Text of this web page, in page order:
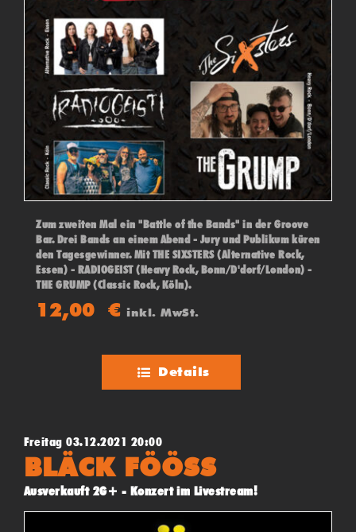
Zum zweiten Mal ein "Battle of the Bands" in der Groove
Bar. Drei Bands an einem Abend - Jury und Publikum küren
den Tagesgewinner. Mit THE SIXSTERS (Alternative Rock,
Essen) - RADIOGEIST (Heavy Rock, Bonn/D'dorf/London) -
THE GRUMP (Classic Rock, Köln).
12,00€ inkl. MwSt.
Details
Freitag 03.12.2021 20:00
BLÄCK FÖÖSS
Ausverkauft 2G+ - Konzert im Livestream!